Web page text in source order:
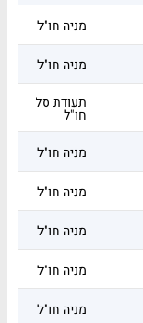
מניה חו"ל
מניה חו"ל
תעודת סל
חו"ל
מניה חו"ל
מניה חו"ל
מניה חו"ל
מניה חו"ל
מניה חו"ל